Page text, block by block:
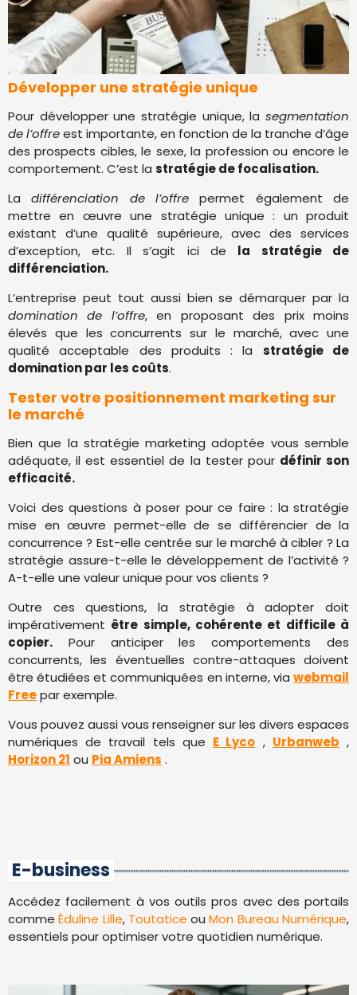
Développer une stratégie unique
Pour développer une stratégie unique, la segmentation
de l’offreest importante, en fonction de la tranche d’âge
des prospects cibles, le sexe, la profession ou encore le
comportement. C’est la stratégie de focalisation.
Ladifférenciation de l’offre permet également de
mettre en œuvre une stratégie unique : un produit
existant d’une qualité supérieure, avec des services
d’exception, etc. Il s’agit ici de la stratégie de
différenciation.
L’entreprise peut tout aussi bien se démarquer par la
domination de l’offre, en proposant des prix moins
élevés que les concurrents sur le marché, avec une
qualité acceptable des produits : la stratégie de
domination par les coûts.
Tester votre positionnement marketing sur
le marché
Bien que la stratégie marketing adoptée vous semble
adéquate, il est essentiel de la tester pour définir son
efficacité.
Voici des questions à poser pour ce faire : la stratégie
mise en œuvre permet-elle de se différencier de la
concurrence ? Est-elle centrée sur le marché à cibler ? La
stratégie assure-t-elle le développement de l’activité ?
A-t-elle une valeur unique pour vos clients ?
Outre ces questions, la stratégie à adopter doit
impérativement être simple, cohérente et difficile à
copier. Pour anticiper les comportements des
concurrents, les éventuelles contre-attaques doivent
être étudiées et communiquées en interne, via webmail
Freepar exemple.
Vous pouvez aussi vous renseigner sur les divers espaces
numériques de travail tels que E Lyco , Urbanweb ,
Horizon 21 ou Pia Amiens .
E-business
Accédez facilement à vos outils pros avec des portails
commeÉduline Lille, Toutatice ouMon Bureau Numérique,
essentiels pour optimiser votre quotidien numérique.